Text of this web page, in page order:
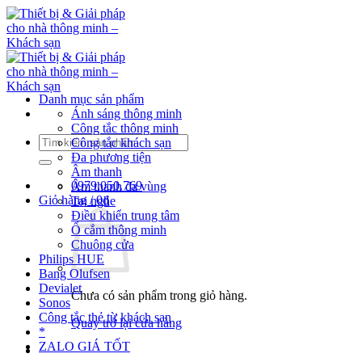
Bỏ
qua
nội
dung
Tìm
kiếm:
0979.050.769
Giỏ hàng /0₫
Chưa có sản phẩm trong giỏ hàng.
Quay trở lại cửa hàng
Danh mục sản phẩm
Ánh sáng thông minh
Công tắc thông minh
Công tắc khách sạn
Đa phương tiện
Âm thanh
Âm thanh đa vùng
Tai nghe
Điều khiển trung tâm
Ổ cắm thông minh
Chuông cửa
Philips HUE
Bang Olufsen
Devialet
Sonos
Công tắc thẻ từ khách sạn
*
ZALO GIÁ TỐT